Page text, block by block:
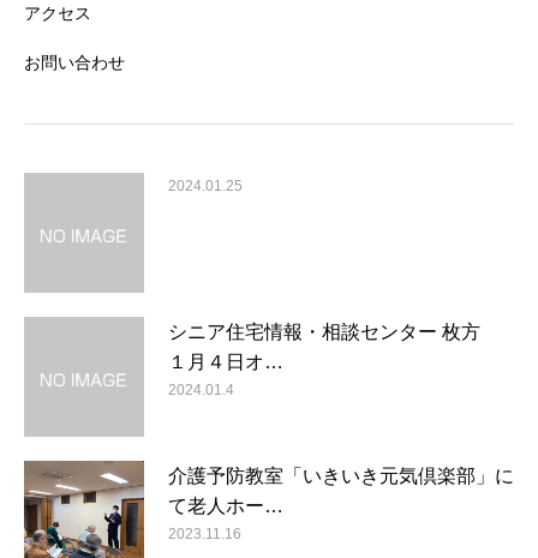
アクセス
お問い合わせ
2024.01.25
シニア住宅情報・相談センター 枚方
１月４日オ…
2024.01.4
介護予防教室「いきいき元気倶楽部」に
て老人ホー…
2023.11.16